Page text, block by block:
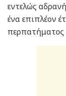
εντελώς
ένα επιπλέον
περπατήματος